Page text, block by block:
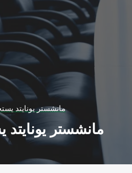
مانشستر يونايتد
مانشستر يونايتد